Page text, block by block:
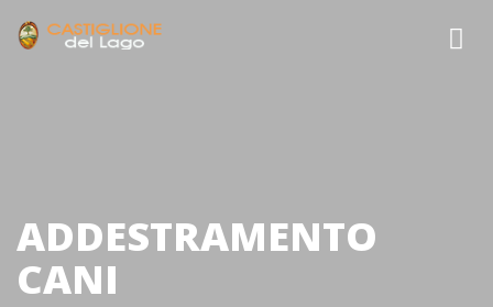
ADDESTRAMENTO
CANI